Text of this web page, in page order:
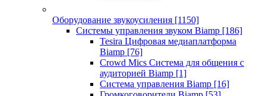
Оборудование звукоусиления [1150]
Системы управления звуком Biamp [186]
Tesira Цифровая медиаплатформа
Biamp [76]
Crowd Mics Система для общения с
аудиторией Biamp [1]
Система управления Biamp [16]